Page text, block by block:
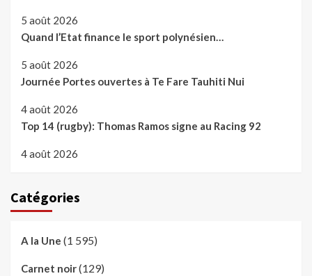
5 août 2026
Quand l’Etat finance le sport polynésien…
5 août 2026
Journée Portes ouvertes à Te Fare Tauhiti Nui
4 août 2026
Top 14 (rugby): Thomas Ramos signe au Racing 92
4 août 2026
Catégories
A la Une (1 595)
Carnet noir(129)